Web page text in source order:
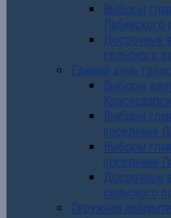
Выборы
Лабинского
Досрочные
сельского
Единый день
Выборы
Выборы
поселения
Выборы
поселения
Досрочные
сельского
Окружная